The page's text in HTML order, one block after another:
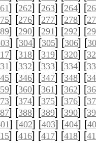
] [262] [263] [264] [
] [276] [277] [278] [
] [290] [291] [292] [
] [304] [305] [306] [
] [318] [319] [320] [
] [332] [333] [334] [
] [346] [347] [348] [
] [360] [361] [362] [
] [374] [375] [376] [
] [388] [389] [390] [
] [402] [403] [404] [
] [416] [417] [418] [